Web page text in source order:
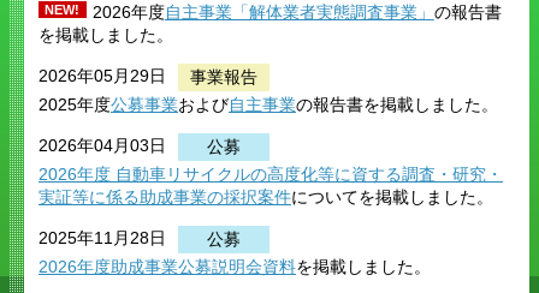
NEW! 2026年度自主事業「解体業者実態調査事業」 の報告書
を掲載しました。
2026年05月29日
事業報告
2025年度公募事業および自主事業の報告書を掲載しました。
2026年04月03日
公募
2026年度 自動車リサイクルの高度化等に資する調査・研究 ・
実証等に係る助成事業の採択案件についてを掲載しました。
2025年11月28日
公募
2026年度助成事業公募説明会資料を掲載しました。